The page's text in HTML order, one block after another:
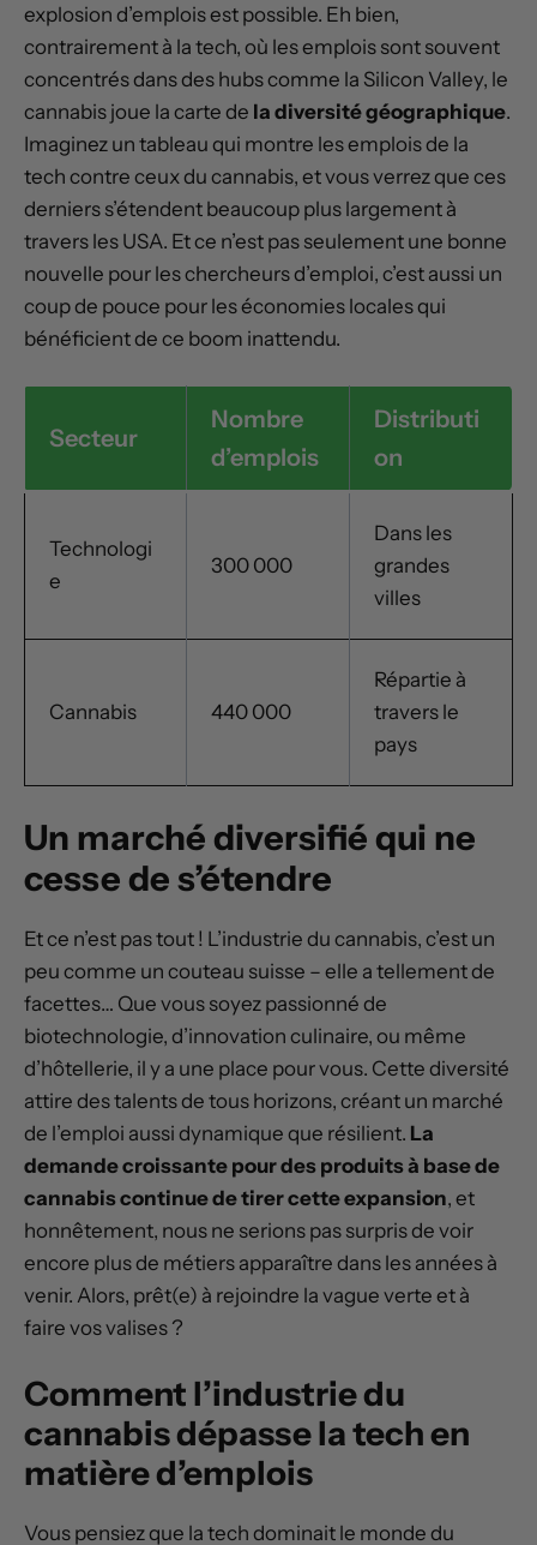
explosion d’emplois est possible. Eh bien,
contrairement à la tech, où les emplois sont souvent
concentrés dans des hubs comme la Silicon Valley, le
cannabis joue la carte de la diversité géographique.
Imaginez un tableau qui montre les emplois de la
tech contre ceux du cannabis, et vous verrez que ces
derniers s’étendent beaucoup plus largement à
travers les USA. Et ce n’est pas seulement une bonne
nouvelle pour les chercheurs d’emploi, c’est aussi un
coup de pouce pour les économies locales qui
bénéficient de ce boom inattendu.
Secteur
Nombre
d’emplois
Distributi
on
Technologi
e
300 000
Dans les
grandes
villes
Cannabis 440 000
Répartie à
travers le
pays
Un marché diversifié qui ne
cesse de s’étendre
Et ce n’est pas tout ! L’industrie du cannabis, c’est un
peu comme un couteau suisse – elle a tellement de
facettes… Que vous soyez passionné de
biotechnologie, d’innovation culinaire, ou même
d’hôtellerie, il y a une place pour vous. Cette diversité
attire des talents de tous horizons, créant un marché
de l’emploi aussi dynamique que résilient. La
demande croissante pour des produits à base de
cannabis continue de tirer cette expansion, et
honnêtement, nous ne serions pas surpris de voir
encore plus de métiers apparaître dans les années à
venir. Alors, prêt(e) à rejoindre la vague verte et à
faire vos valises ?
Comment l’industrie du
cannabis dépasse la tech en
matière d’emplois
Vous pensiez que la tech dominait le monde du